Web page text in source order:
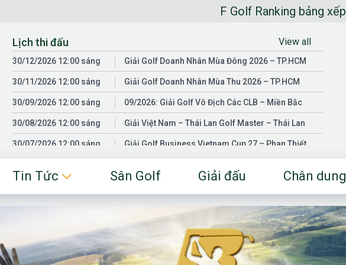
F Golf Ranking bảng xếp hạng
Lịch thi đấu View all
30/12/2026 12:00 sáng Giải Golf Doanh Nhân Mùa Đông 2026 – TP.HCM
30/11/2026 12:00 sáng Giải Golf Doanh Nhân Mùa Thu 2026 – TP.HCM
30/09/2026 12:00 sáng 09/2026: Giải Golf Vô Địch Các CLB – Miền Bắc
30/08/2026 12:00 sáng Giải Việt Nam – Thái Lan Golf Master – Thái Lan
30/07/2026 12:00 sáng Giải Golf Business Vietnam Cup 27 – Phan Thiết
30/01/2026 12:00 sáng
Fgolf Open Championship – Tây Ninh
18/04/2025 12:00 sáng Golf Business Vietnam Cup 25
Tin Tức Sân Golf Giải đấu Chân